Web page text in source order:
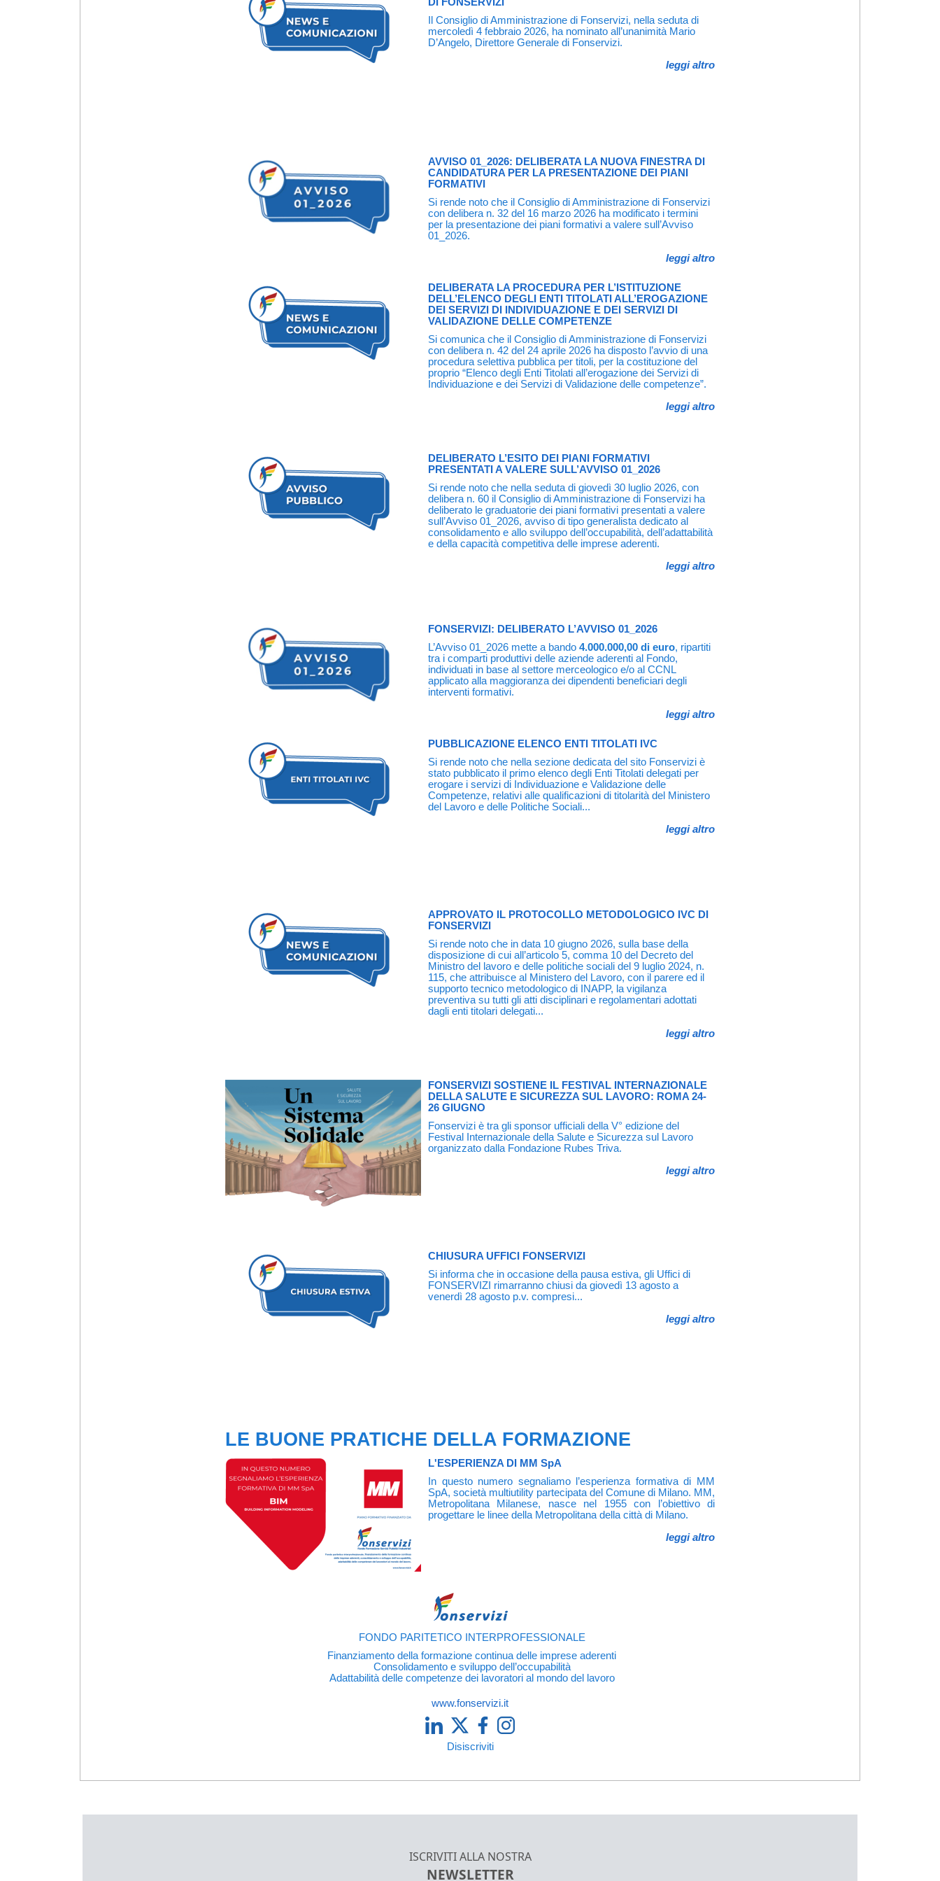
Il Consiglio di Amministrazione di Fonservizi, nella seduta di
mercoledì 4 febbraio 2026, ha nominato all’unanimità Mario
D’Angelo, Direttore Generale di Fonservizi.
leggi altro
AVVISO 01_2026: DELIBERATA LA NUOVA FINESTRA DI
CANDIDATURA PER LA PRESENTAZIONE DEI PIANI
FORMATIVI
Si rende noto che il Consiglio di Amministrazione di Fonservizi
con delibera n. 32 del 16 marzo 2026 ha modificato i termini
per la presentazione dei piani formativi a valere sull’Avviso
01_2026.
leggi altro
DELIBERATA LA PROCEDURA PER L’ISTITUZIONE
DELL’ELENCO DEGLI ENTI TITOLATI ALL’EROGAZIONE
DEI SERVIZI DI INDIVIDUAZIONE E DEI SERVIZI DI
VALIDAZIONE DELLE COMPETENZE
Si comunica che il Consiglio di Amministrazione di Fonservizi
con delibera n. 42 del 24 aprile 2026 ha disposto l’avvio di una
procedura selettiva pubblica per titoli, per la costituzione del
proprio “Elenco degli Enti Titolati all’erogazione dei Servizi di
Individuazione e dei Servizi di Validazione delle competenze”.
leggi altro
DELIBERATO L’ESITO DEI PIANI FORMATIVI
PRESENTATI A VALERE SULL’AVVISO 01_2026
Si rende noto che nella seduta di giovedì 30 luglio 2026, con
delibera n. 60 il Consiglio di Amministrazione di Fonservizi ha
deliberato le graduatorie dei piani formativi presentati a valere
sull’Avviso 01_2026, avviso di tipo generalista dedicato al
consolidamento e allo sviluppo dell’occupabilità, dell’adattabilità
e della capacità competitiva delle imprese aderenti.
leggi altro
FONSERVIZI: DELIBERATO L’AVVISO 01_2026
L’Avviso 01_2026 mette a bando 4.000.000,00 di euro, ripartiti
tra i comparti produttivi delle aziende aderenti al Fondo,
individuati in base al settore merceologico e/o al CCNL
applicato alla maggioranza dei dipendenti beneficiari degli
interventi formativi.
leggi altro
PUBBLICAZIONE ELENCO ENTI TITOLATI IVC
Si rende noto che nella sezione dedicata del sito Fonservizi è
stato pubblicato il primo elenco degli Enti Titolati delegati per
erogare i servizi di Individuazione e Validazione delle
Competenze, relativi alle qualificazioni di titolarità del Ministero
del Lavoro e delle Politiche Sociali...
leggi altro
APPROVATO IL PROTOCOLLO METODOLOGICO IVC DI
FONSERVIZI
Si rende noto che in data 10 giugno 2026, sulla base della
disposizione di cui all’articolo 5, comma 10 del Decreto del
Ministro del lavoro e delle politiche sociali del 9 luglio 2024, n.
115, che attribuisce al Ministero del Lavoro, con il parere ed il
supporto tecnico metodologico di INAPP, la vigilanza
preventiva su tutti gli atti disciplinari e regolamentari adottati
dagli enti titolari delegati...
leggi altro
FONSERVIZI SOSTIENE IL FESTIVAL INTERNAZIONALE
DELLA SALUTE E SICUREZZA SUL LAVORO: ROMA 24-
26 GIUGNO
Fonservizi è tra gli sponsor ufficiali della V° edizione del
Festival Internazionale della Salute e Sicurezza sul Lavoro
organizzato dalla Fondazione Rubes Triva.
leggi altro
CHIUSURA UFFICI FONSERVIZI
Si informa che in occasione della pausa estiva, gli Uffici di
FONSERVIZI rimarranno chiusi da giovedì 13 agosto a
venerdì 28 agosto p.v. compresi...
leggi altro
LE BUONE PRATICHE DELLA FORMAZIONE
L'ESPERIENZA DI MM SpA
In questo numero segnaliamo l’esperienza formativa di MM
SpA, società multiutility partecipata del Comune di Milano. MM,
Metropolitana Milanese, nasce nel 1955 con l’obiettivo di
progettare le linee della Metropolitana della città di Milano.
leggi altro
FONDO PARITETICO INTERPROFESSIONALE
Finanziamento della formazione continua delle imprese aderenti
Consolidamento e sviluppo dell’occupabilità
Adattabilità delle competenze dei lavoratori al mondo del lavoro
www.fonservizi.it
Disiscriviti
ISCRIVITI ALLA NOSTRA
NEWSLETTER